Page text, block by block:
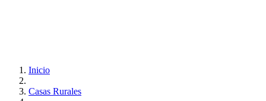
Inicio
Casas Rurales